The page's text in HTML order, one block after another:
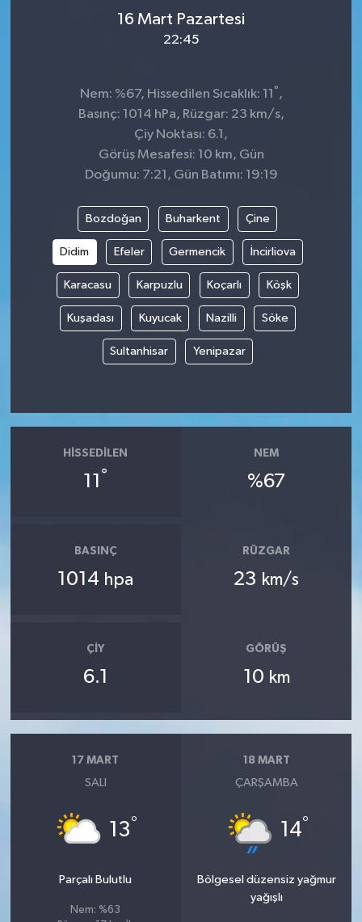
16 Mart Pazartesi
22:45
Nem: %67, Hissedilen Sıcaklık: 11 ° ,
Basınç: 1014 hPa, Rüzgar: 23 km/s,
Çiy Noktası: 6.1,
Görüş Mesafesi: 10 km, Gün
Doğumu: 7:21, Gün Batımı: 19:19
Bozdoğan Buharkent Çine
Didim Efeler Germencik İncirliova
Karacasu Karpuzlu Koçarlı Köşk
Kuşadası Kuyucak Nazilli Söke
Sultanhisar Yenipazar
HISSEDILEN
11 °
NEM
%67
BASINÇ
1014 hpa
RÜZGAR
23 km/s
ÇIY
6.1
GÖRÜŞ
10 km
17 MART
SALI
13°
Parçalı Bulutlu
Nem: %63
18 MART
ÇARŞAMBA
14°
Bölgesel düzensiz yağmur
yağışlı